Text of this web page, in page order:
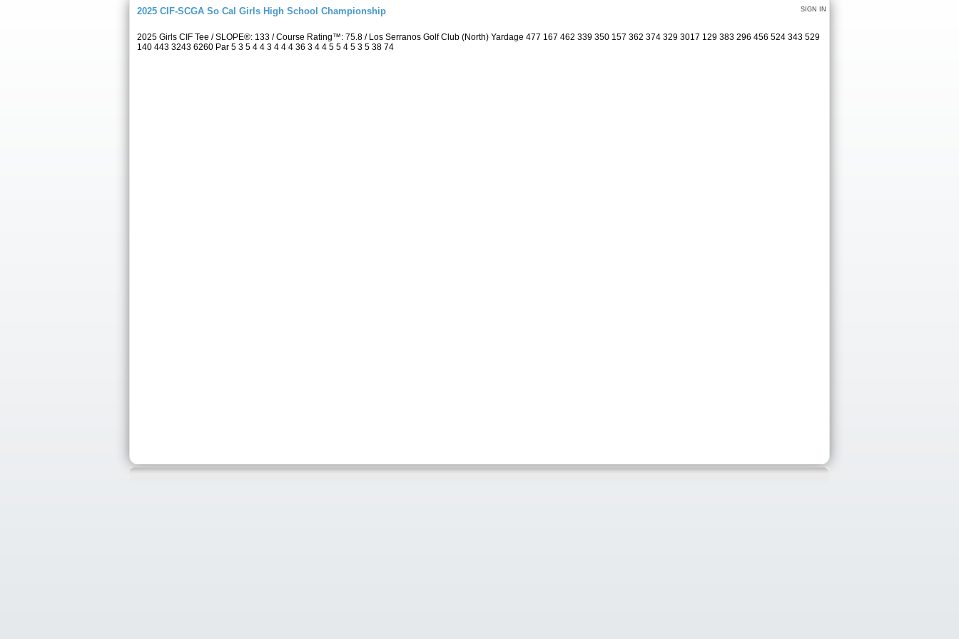
SIGN IN
2025 CIF-SCGA So Cal Girls High School Championship
2025 Girls CIF Tee / SLOPE®: 133 / Course Rating™: 75.8 / Los Serranos Golf Club (North) Yardage 477 167 462 339 350 157 362 374 329 3017 129 383 296 456 524 343 529
140 443 3243 6260 Par 5 3 5 4 4 3 4 4 4 36 3 4 4 5 5 4 5 3 5 38 74